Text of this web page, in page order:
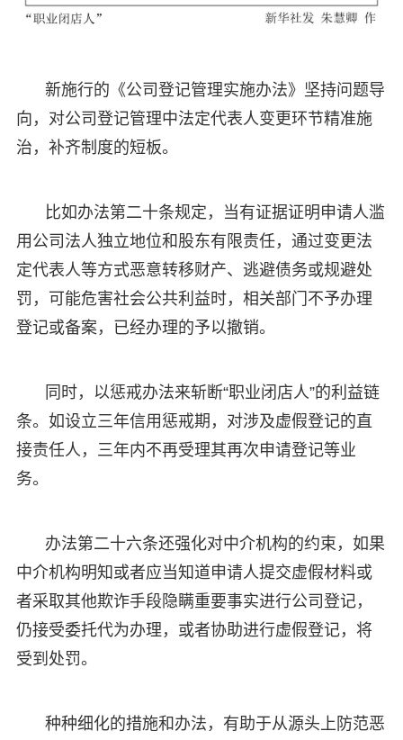
新施行的《公司登记管理实施办法》坚持问题导
向，对公司登记管理中法定代表人变更环节精准施
治，补齐制度的短板。
比如办法第二十条规定，当有证据证明申请人滥
用公司法人独立地位和股东有限责任，通过变更法
定代表人等方式恶意转移财产、逃避债务或规避处
罚，可能危害社会公共利益时，相关部门不予办理
登记或备案，已经办理的予以撤销。
同时，以惩戒办法来斩断“职业闭店人”的利益链
条。如设立三年信用惩戒期，对涉及虚假登记的直
接责任人，三年内不再受理其再次申请登记等业
务。
办法第二十六条还强化对中介机构的约束，如果
中介机构明知或者应当知道申请人提交虚假材料或
者采取其他欺诈手段隐瞒重要事实进行公司登记，
仍接受委托代为办理，或者协助进行虚假登记，将
受到处罚。
种种细化的措施和办法，有助于从源头上防范恶